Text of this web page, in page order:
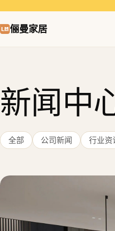
俪曼家居
新闻中
全部 公司新闻 行业资